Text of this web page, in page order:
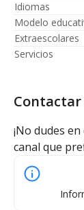
Idiomas
Modelo
Extraescolares
Servicios
¡No dudes
canal que